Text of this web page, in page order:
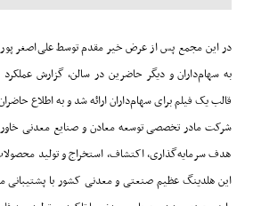
در این مجمع پس از عرض خیر مقدم توسط علی‌اصغر
به سهام‌داران و دیگر حاضرین در سالن، گزارش
قالب یک فیلم برای سهام‌داران ارائه شد و به اطلاع
شرکت مادر تخصصی توسعه معادن و صنایع معدنی
هدف سرمایه‌گذاری، اکتشاف، استخراج و تولید
این هلدینگ عظیم صنعتی و معدنی کشور با پشتیبانی